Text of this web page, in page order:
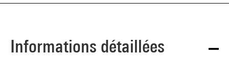
Informations détaillées